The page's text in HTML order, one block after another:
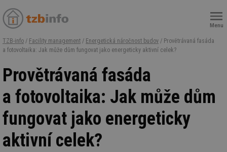
Menu
TZB-info / Facility management / Energetická náročnost budov / Provětrávaná fasáda
a fotovoltaika: Jak může dům fungovat jako energeticky aktivní celek?
Provětrávaná fasáda
a fotovoltaika: Jak může dům
fungovat jako energeticky
aktivní celek?